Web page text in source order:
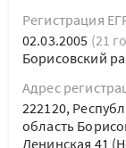
Регистрация
02.03.2005 (21
Борисовский
Адрес
222120,
область
Ленинская 41